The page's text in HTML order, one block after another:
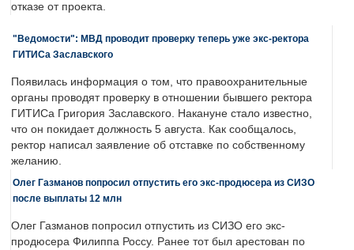
отказе от проекта.
"Ведомости": МВД проводит проверку теперь уже экс-ректора
ГИТИСа Заславского
Появилась информация о том, что правоохранительные
органы проводят проверку в отношении бывшего ректора
ГИТИСа Григория Заславского. Накануне стало известно,
что он покидает должность 5 августа. Как сообщалось,
ректор написал заявление об отставке по собственному
желанию.
Олег Газманов попросил отпустить его экс-продюсера из СИЗО
после выплаты 12 млн
Олег Газманов попросил отпустить из СИЗО его экс-
продюсера Филиппа Россу. Ранее тот был арестован по